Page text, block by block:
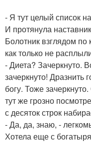
- Я тут целый список
И протянула
Болотник взглядом
как только не
- Диета? Зачеркнуто.
зачеркнуто! Дразнить
богу. Тоже
тут же грозно
с десяток строк
- Да, да, знаю, -
Хотела еще с